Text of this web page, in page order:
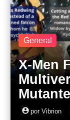
General
X-Men
account_circle por Vibrion